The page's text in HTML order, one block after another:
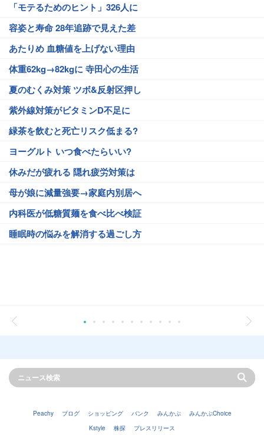
「モテるためのヒント」326人に
容姿と寿命 28年追跡で見えた差
あたりめ 血糖値を上げない理由
体重62kg→82kgに 寺田心の生活
夏のむくみ対策 ツボ&反射区押し
紫外線対策がビタミンD不足に
緑茶を飲むと死亡リスク低まる?
ヨーグルト いつ食べたらいい?
休みだが疲れる 隠れ疲労対策は
母が娘に減量強要→家庭内別居へ
内科医が低糖質麺を食べ比べ検証
睡眠時の悩みを解消する過ごし方
Peachy ブログ ショッピング バンク みんかぶ
みんかぶChoice
Kstyle
株探 プレスリリース